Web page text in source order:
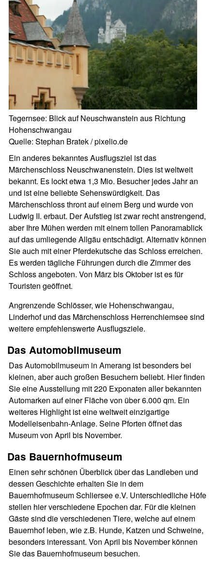
Tegernsee: Blick auf Neuschwanstein aus Richtung
Hohenschwangau
Quelle: Stephan Bratek / pixelio.de
Ein anderes bekanntes Ausflugsziel ist das
Märchenschloss Neuschwanenstein. Dies ist weltweit
bekannt. Es lockt etwa 1,3 Mio. Besucher jedes Jahr an
und ist eine beliebte Sehenswürdigkeit. Das
Märchenschloss thront auf einem Berg und wurde von
Ludwig II. erbaut. Der Aufstieg ist zwar recht anstrengend,
aber Ihre Mühen werden mit einem tollen Panoramablick
auf das umliegende Allgäu entschädigt. Alternativ können
Sie auch mit einer Pferdekutsche das Schloss erreichen.
Es werden tägliche Führungen durch die Zimmer des
Schloss angeboten. Von März bis Oktober ist es für
Touristen geöffnet.
Angrenzende Schlösser, wie Hohenschwangau,
Linderhof und das Märchenschloss Herrenchiemsee sind
weitere empfehlenswerte Ausflugsziele.
Das Automobilmuseum
Das Automobilmuseum in Amerang ist besonders bei
kleinen, aber auch großen Besuchern beliebt. Hier finden
Sie eine Ausstellung mit 220 Exponaten aller bekannten
Automarken auf einer Fläche von über 6.000 qm. Ein
weiteres Highlight ist eine weltweit einzigartige
Modelleisenbahn-Anlage. Seine Pforten öffnet das
Museum von April bis November.
Das Bauernhofmuseum
Einen sehr schönen Überblick über das Landleben und
dessen Geschichte erhalten Sie in dem
Bauernhofmuseum Schliersee e.V. Unterschiedliche Höfe
stellen hier verschiedene Epochen dar. Für die kleinen
Gäste sind die verschiedenen Tiere, welche auf einem
Bauernhof leben, wie z.B. Hunde, Katzen und Schweine,
besonders interessant. Von April bis November können
Sie das Bauernhofmuseum besuchen.